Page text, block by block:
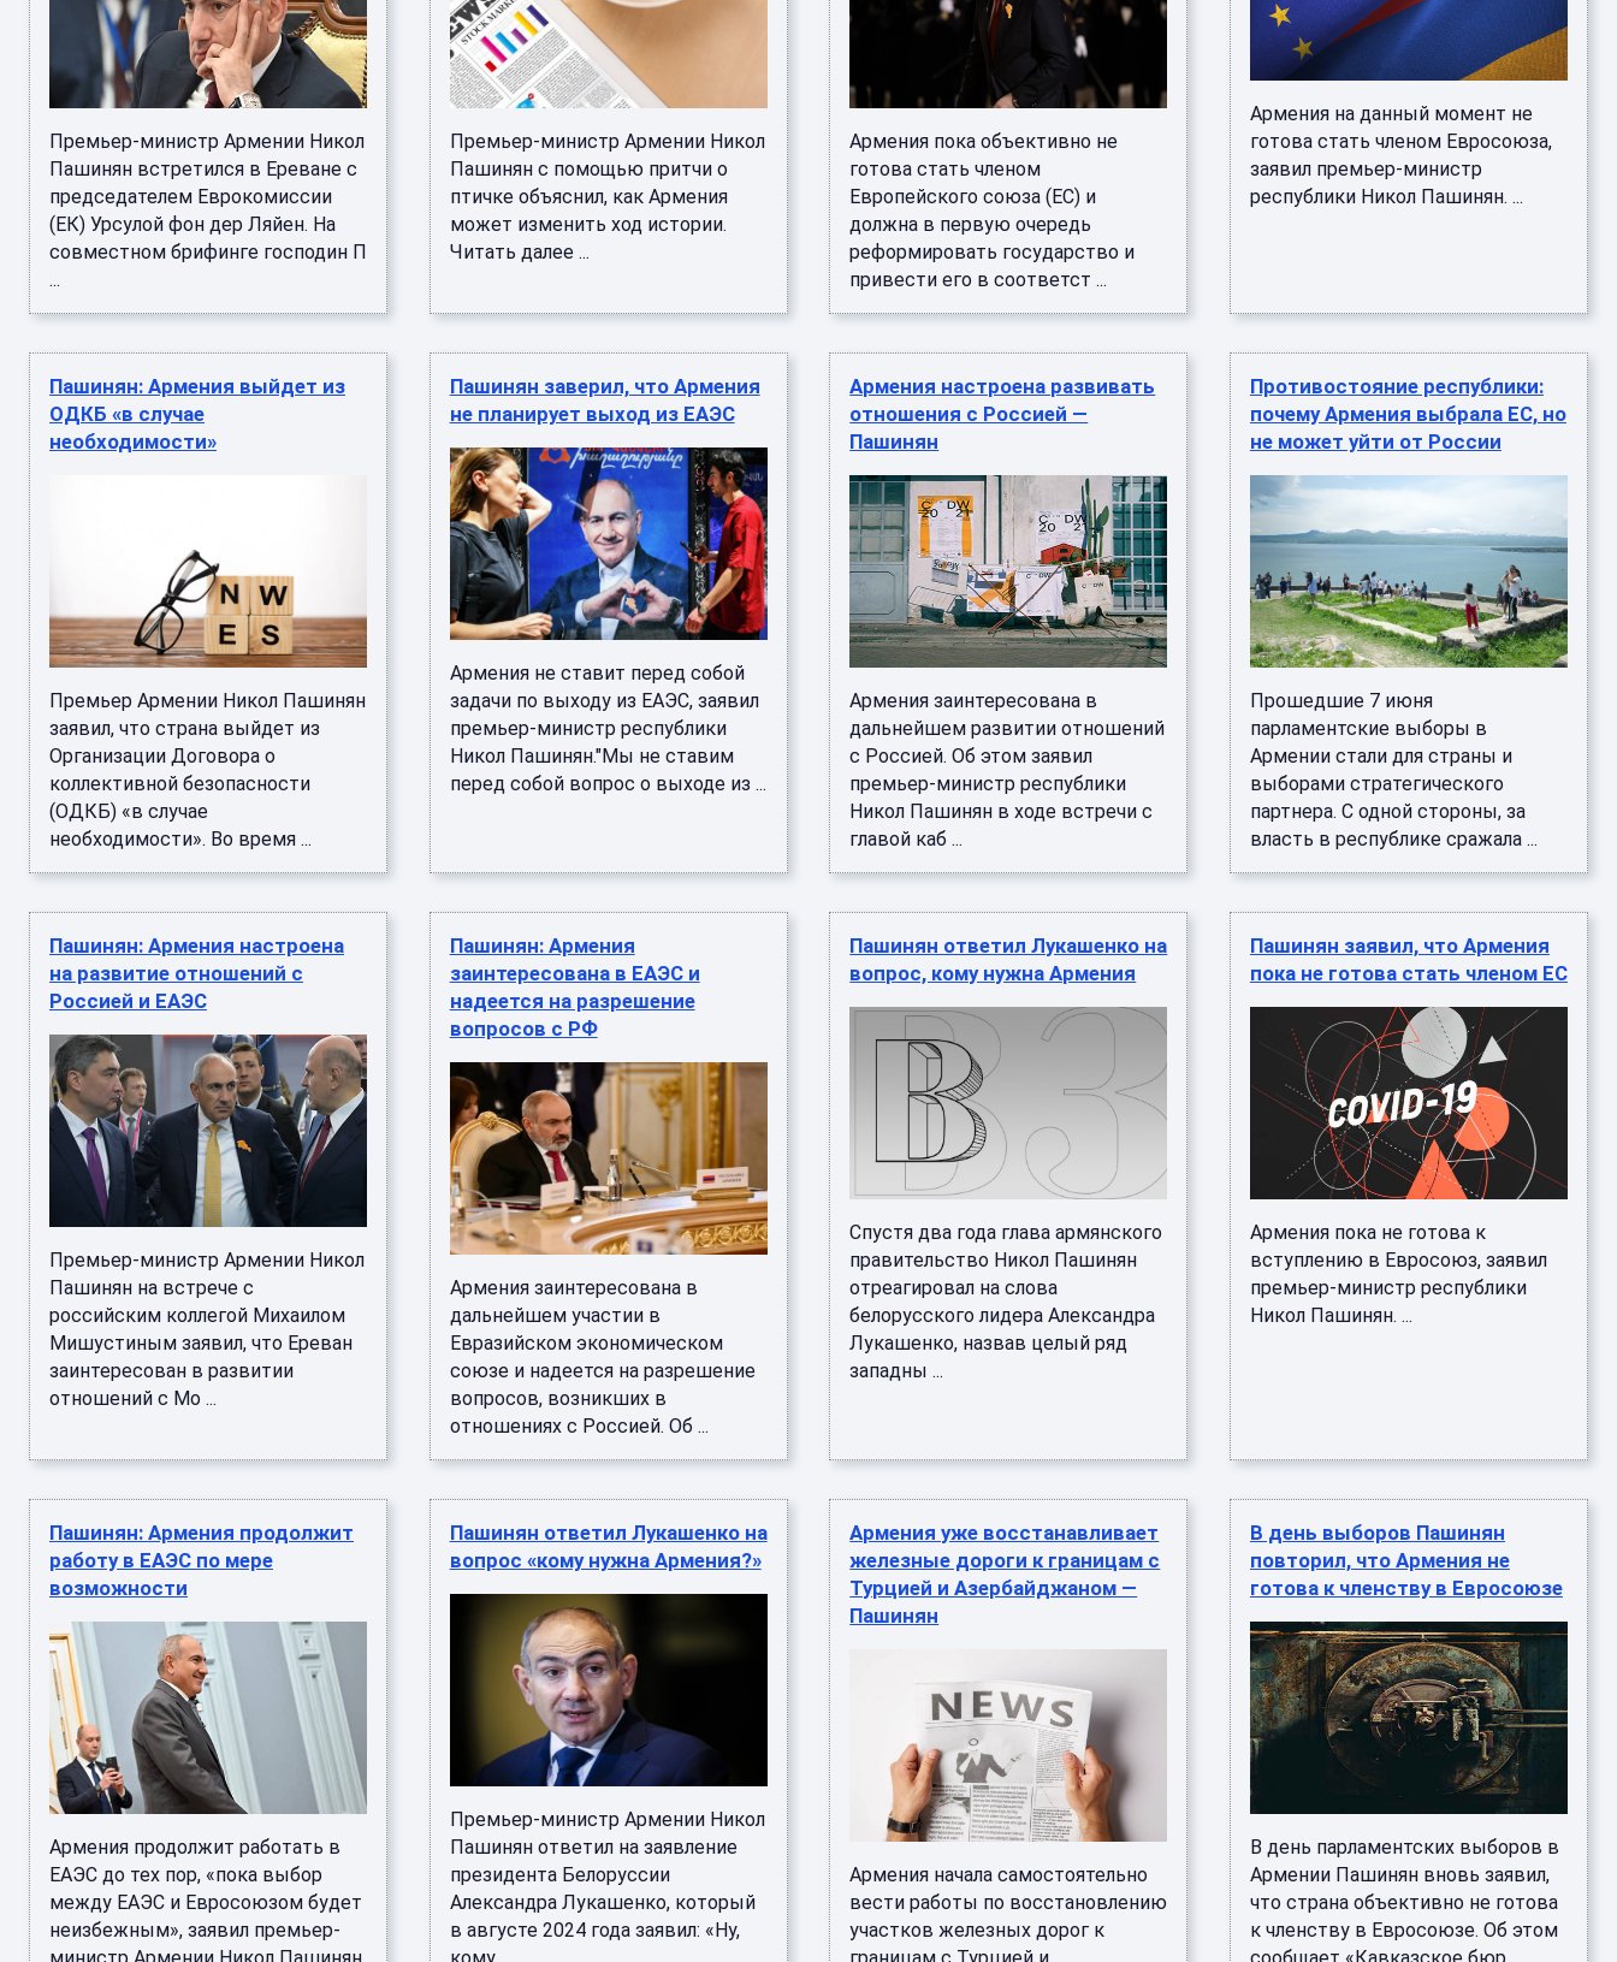
Премьер-министр Армении Никол
Пашинян встретился в Ереване с
председателем Еврокомиссии
(ЕК) Урсулой фон дер Ляйен. На
совместном брифинге господин П
...
Премьер-министр Армении Никол
Пашинян с помощью притчи о
птичке объяснил, как Армения
может изменить ход истории.
Читать далее ...
Армения пока объективно не
готова стать членом
Европейского союза (ЕС) и
должна в первую очередь
реформировать государство и
привести его в соответст ...
Армения на данный момент не
готова стать членом Евросоюза,
заявил премьер-министр
республики Никол Пашинян. ...
Пашинян: Армения выйдет из
ОДКБ «в случае
необходимости»
Премьер Армении Никол Пашинян
заявил, что страна выйдет из
Организации Договора о
коллективной безопасности
(ОДКБ) «в случае
необходимости». Во время ...
Пашинян заверил, что Армения
не планирует выход из ЕАЭС
Армения не ставит перед собой
задачи по выходу из ЕАЭС, заявил
премьер-министр республики
Никол Пашинян."Мы не ставим
перед собой вопрос о выходе из ...
Армения настроена развивать
отношения с Россией —
Пашинян
Армения заинтересована в
дальнейшем развитии отношений
с Россией. Об этом заявил
премьер-министр республики
Никол Пашинян в ходе встречи с
главой каб ...
Противостояние республики:
почему Армения выбрала ЕС, но
не может уйти от России
Прошедшие 7 июня
парламентские выборы в
Армении стали для страны и
выборами стратегического
партнера. С одной стороны, за
власть в республике сражала ...
Пашинян: Армения настроена
на развитие отношений с
Россией и ЕАЭС
Премьер-министр Армении Никол
Пашинян на встрече с
российским коллегой Михаилом
Мишустиным заявил, что Ереван
заинтересован в развитии
отношений с Мо ...
Пашинян: Армения
заинтересована в ЕАЭС и
надеется на разрешение
вопросов с РФ
Армения заинтересована в
дальнейшем участии в
Евразийском экономическом
союзе и надеется на разрешение
вопросов, возникших в
отношениях с Россией. Об ...
Пашинян ответил Лукашенко на
вопрос, кому нужна Армения
Спустя два года глава армянского
правительство Никол Пашинян
отреагировал на слова
белорусского лидера Александра
Лукашенко, назвав целый ряд
западны ...
Пашинян заявил, что Армения
пока не готова стать членом ЕС
Армения пока не готова к
вступлению в Евросоюз, заявил
премьер-министр республики
Никол Пашинян. ...
Пашинян: Армения продолжит
работу в ЕАЭС по мере
возможности
Армения продолжит работать в
ЕАЭС до тех пор, «пока выбор
между ЕАЭС и Евросоюзом будет
неизбежным», заявил премьер-
Пашинян ответил Лукашенко на
вопрос «кому нужна Армения?»
Премьер-министр Армении Никол
Пашинян ответил на заявление
президента Белоруссии
Александра Лукашенко, который
в августе 2024 года заявил: «Ну,
Армения уже восстанавливает
железные дороги к границам с
Турцией и Азербайджаном —
Пашинян
Армения начала самостоятельно
вести работы по восстановлению
участков железных дорог к
В день выборов Пашинян
повторил, что Армения не
готова к членству в Евросоюзе
В день парламентских выборов в
Армении Пашинян вновь заявил,
что страна объективно не готова
к членству в Евросоюзе. Об этом